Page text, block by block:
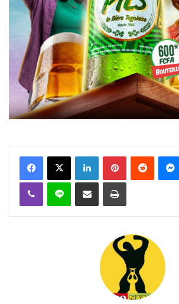
FacebookX Linkedin PinterestReddit
Viber Ligne Partager par email Imprimer